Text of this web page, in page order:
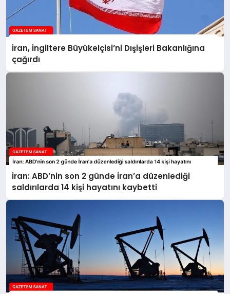
İran, İngiltere Büyükelçisi’ni Dışişleri Bakanlığına
çağırdı
İran: ABD’nin son 2 günde İran’a düzenlediği
saldırılarda 14 kişi hayatını kaybetti